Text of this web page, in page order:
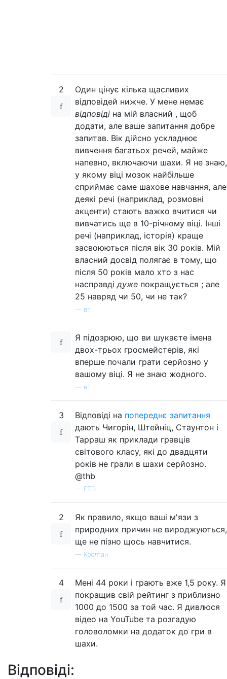
2
Один цінує кілька щасливих
відповідей нижче. У мене немає
відповіді на мій власний , щоб
додати, але ваше запитання добре
запитав. Вік дійсно ускладнює
вивчення багатьох речей, майже
напевно, включаючи шахи. Я не знаю,
у якому віці мозок найбільше
сприймає саме шахове навчання, але
деякі речі (наприклад, розмовні
акценти) стають важко вчитися чи
вивчатись ще в 10-річному віці. Інші
речі (наприклад, історія) краще
засвоюються після вік 30 років. Мій
власний досвід полягає в тому, що
після 50 років мало хто з нас
насправді дуже покращується ; але
25 навряд чи 50, чи не так?
вт
Я підозрюю, що ви шукаєте імена
двох-трьох гросмейстерів, які
вперше почали грати серйозно у
вашому віці. Я не знаю жодного.
вт
3 Відповіді на попереднє запитання
дають Чигорін, Штейніц, Стаунтон і
Тарраш як приклади гравців
світового класу, які до двадцяти
років не грали в шахи серйозно.
@thb
— ETD
2
Як правило, якщо ваші м'язи з
природних причин не вироджуються,
ще не пізно щось навчитися.
— Кролтан
4
Мені 44 роки і грають вже 1,5 року. Я
покращив свій рейтинг з приблизно
1000 до 1500 за той час. Я дивлюся
відео на YouTube та розгадую
головоломки на додаток до гри в
шахи.
Відповіді: